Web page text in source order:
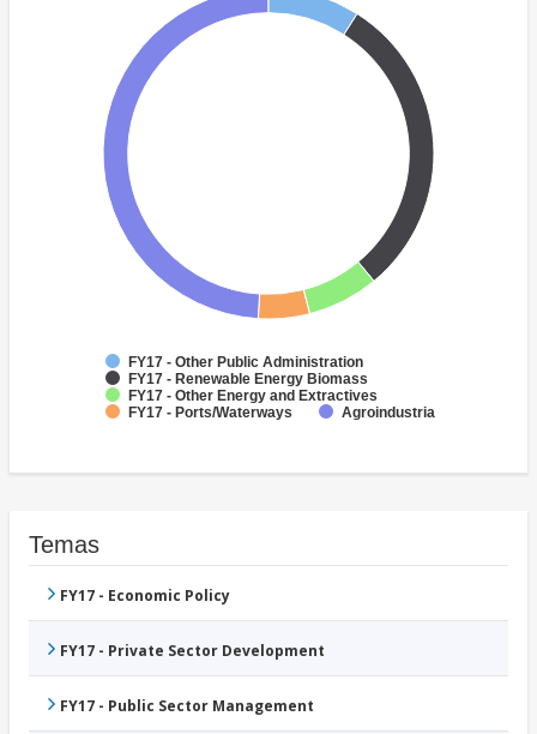
FY17 - Other Public Administration
FY17 - Renewable Energy Biomass
FY17 - Other Energy and Extractives
FY17 - Ports/Waterways
Agroindustria
Temas
FY17 - Economic Policy
FY17 - Private Sector Development
FY17 - Public Sector Management